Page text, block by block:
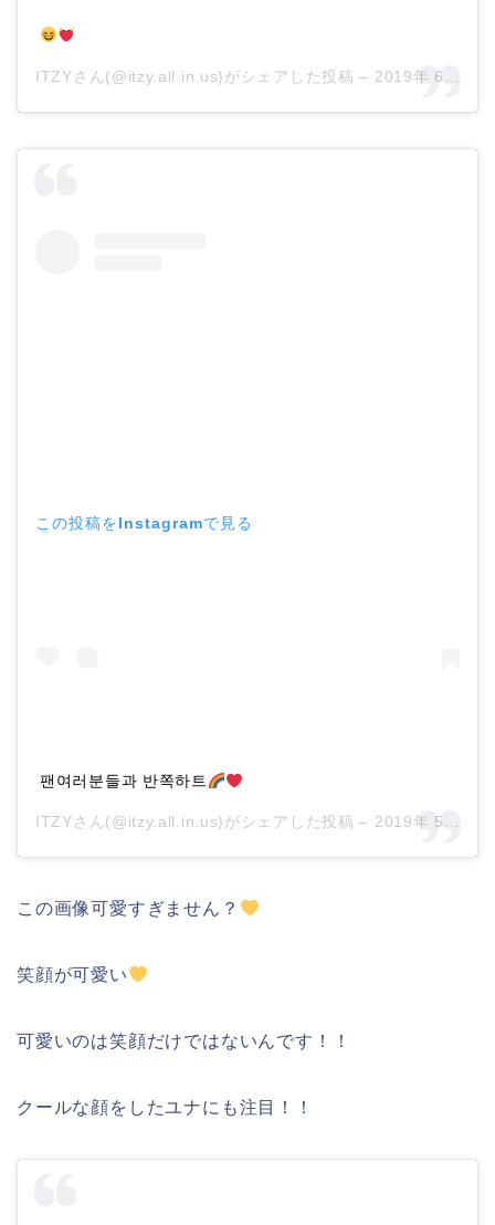
ITZYさん(@itzy.all.in.us)がシェアした投稿 – 2019年 6月月1日午前3時54分PDT
この投稿をInstagramで見る
팬여러분들과 반쪽하트
ITZYさん(@itzy.all.in.us)がシェアした投稿 – 2019年 5月月22日午後10時30分PDT
この画像可愛すぎません？
笑顔が可愛い
可愛いのは笑顔だけではないんです！！
クールな顔をしたユナにも注目！！